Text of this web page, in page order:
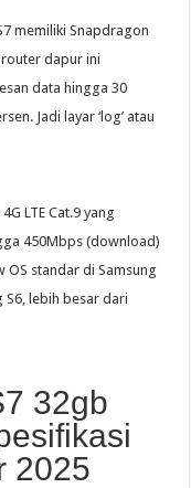
memiliki Snapdragon
router dapur ini
data hingga 30
Jadi layar ‘log’ atau
LTE Cat.9 yang
450Mbps (download)
standar di Samsung
S6, lebih besar dari
32gb
2025